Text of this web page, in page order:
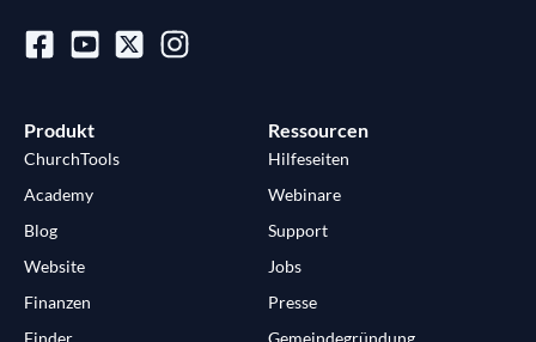
Produkt
ChurchTools
Academy
Blog
Website
Finanzen
Finder
Ressourcen
Hilfeseiten
Webinare
Support
Jobs
Presse
Gemeindegründung